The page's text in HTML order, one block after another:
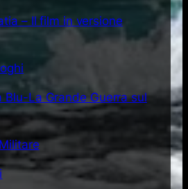
– Il film in versione
Blu-La Grande Guerra sul